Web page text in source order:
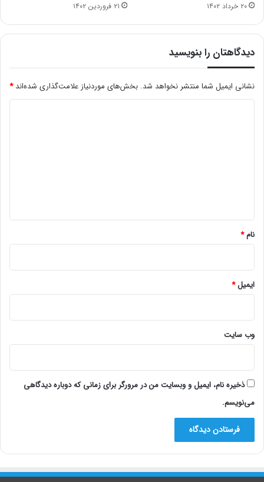
۲۰ خرداد ۱۴۰۲ ۲۱ فروردین ۱۴۰۲
دیدگاهتان را بنویسید
نشانی ایمیل شما منتشر نخواهد شد. بخش‌های موردنیاز علامت‌گذاری شده‌اند*
نام*
ایمیل*
وب‌ سایت
ذخیره نام، ایمیل و وبسایت من در مرورگر برای زمانی که دوباره دیدگاهی
می‌نویسم.